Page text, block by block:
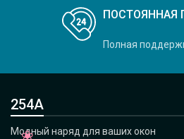
ПОСТОЯННАЯ
Полная
254А
Модный наряд для ваших окон